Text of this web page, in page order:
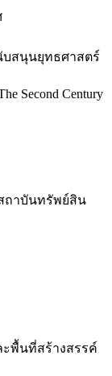
สนุนยุทธศาสตร์
Second Century
ถาบันทรัพย์สิน
พื้นที่สร้างสรรค์